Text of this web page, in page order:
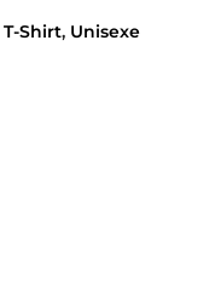
T-Shirt, Unisexe